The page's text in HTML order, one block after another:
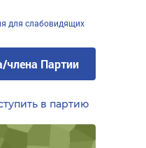
для слабовидящих
члена Партии
в партию